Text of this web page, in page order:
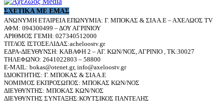
ΣΧΕΤΙΚΆ ΜΕ ΕΜΆΣ
ΑΝΩΝΥΜΗ ΕΤΑΙΡΕΙΑ ΕΠΩΝΥΜΙΑ: Γ. ΜΠΟΚΑΣ & ΣΙΑ Α.Ε – ΑΧΕΛΩΟΣ TV
ΑΦΜ: 094300499 – ΔΟΥ ΑΓΡΙΝΙΟΥ
ΑΡΙΘΜΟΣ ΓΕΜΗ: 027340512000
ΤΙΤΛΟΣ ΙΣΤΟΣΕΛΙΔΑΣ:acheloostv.gr
ΕΔΡΑ-ΔΙΕΥΘΥΝΣΗ: ΚΑΒΑΦΗ 2 – ΑΓ. ΚΩΝ/ΝΟΣ, ΑΓΡΙΝΙΟ , ΤΚ:30027
ΤΗΛΕΦΩΝΟ: 2641022803 – 58800
E-MAIL: bokas@otenet.gr, info@axeloostv.gr
ΙΔΙΟΚΤΗΤΗΣ: Γ. ΜΠΟΚΑΣ & ΣΙΑ Α.Ε
ΝΟΜΙΜΟΣ ΕΚΠΡΟΣΩΠΟΣ: ΜΠΟΚΑΣ ΚΩΝ/ΝΟΣ
ΔΙΕΥΘΥΝΤΗΣ: ΜΠΟΚΑΣ ΚΩΝ/ΝΟΣ
ΔΙΕΥΘΥΝΤΗΣ ΣΥΝΤΑΞΗΣ:ΚΟΥΤΣΙΚΟΣ ΠΑΝΤΕΛΗΣ